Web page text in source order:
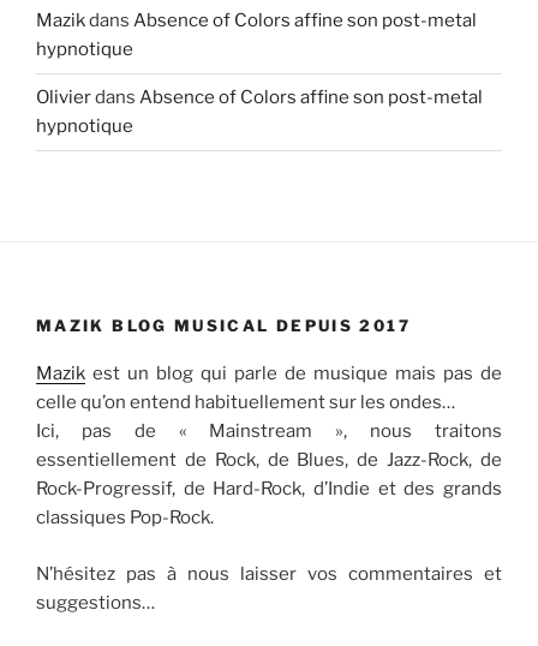
Mazikdans Absence of Colors affine son post-metal
hypnotique
Olivierdans Absence of Colors affine son post-metal
hypnotique
MAZIK BLOG MUSICAL DEPUIS 2017
Mazik est un blog qui parle de musique mais pas de
celle qu’on entend habituellement sur les ondes…
Ici, pas de « Mainstream », nous traitons
essentiellement de Rock, de Blues, de Jazz-Rock, de
Rock-Progressif, de Hard-Rock, d’Indie et des grands
classiques Pop-Rock.
N’hésitez pas à nous laisser vos commentaires et
suggestions…